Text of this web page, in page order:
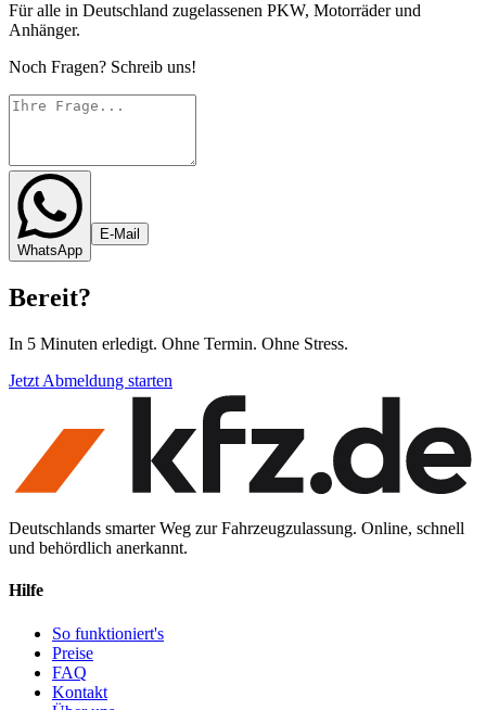
Für alle in Deutschland zugelassenen PKW, Motorräder und
Anhänger.
Noch Fragen? Schreib uns!
WhatsApp
E-Mail
Bereit?
In 5 Minuten erledigt. Ohne Termin. Ohne Stress.
Jetzt Abmeldung starten
Deutschlands smarter Weg zur Fahrzeugzulassung. Online, schnell
und behördlich anerkannt.
Hilfe
So funktioniert's
Preise
FAQ
Kontakt